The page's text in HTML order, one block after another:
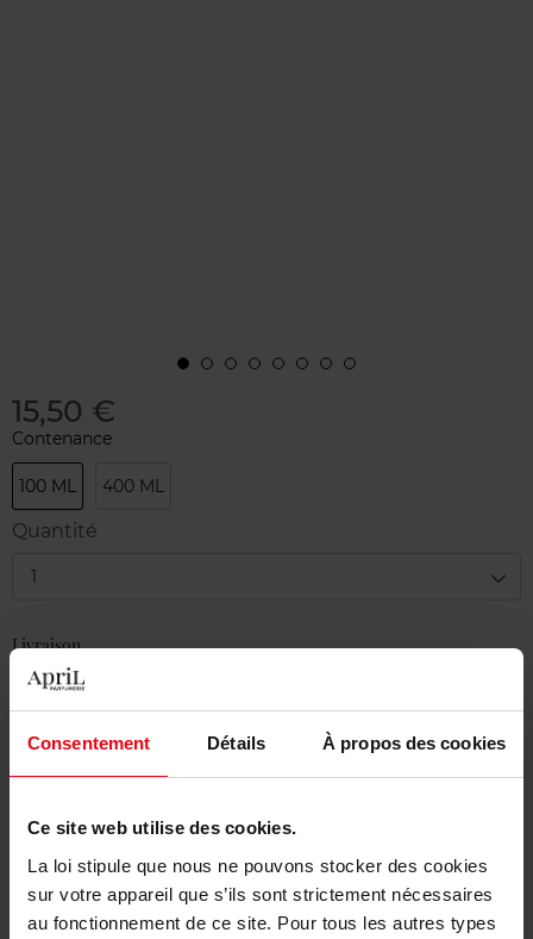
Consentement Détails À propos des cookies
Ce site web utilise des cookies.
La loi stipule que nous ne pouvons stocker des cookies
sur votre appareil que s’ils sont strictement nécessaires
au fonctionnement de ce site. Pour tous les autres types
15,50 €
Contenance
100 ML 400 ML
Quantité
1
Livraison
En stock
Retour gratuit dans votre magasin